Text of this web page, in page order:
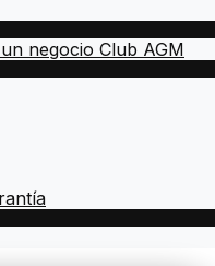
negocio Club AGM